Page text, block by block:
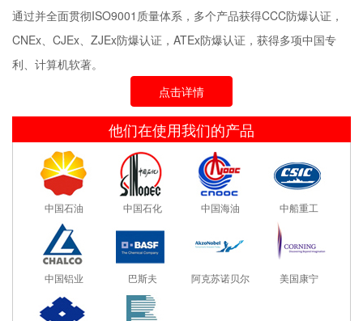
通过并全面贯彻ISO9001质量体系，多个产品获得CCC防爆认证，
CNEx、CJEx、ZJEx防爆认证，ATEx防爆认证，获得多项中国专
利、计算机软著。
点击详情
他们在使用我们的产品
中国石油 中国石化 中国海油 中船重工
中国铝业 巴斯夫 阿克苏诺贝尔 美国康宁